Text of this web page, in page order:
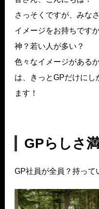
さっそくですが、みな
イメージをお持ちです
神？若い人が多い？
色々なイメージがある
は、きっとGPだけにし
ます！
GPらしさ
GP社員が全員？持って